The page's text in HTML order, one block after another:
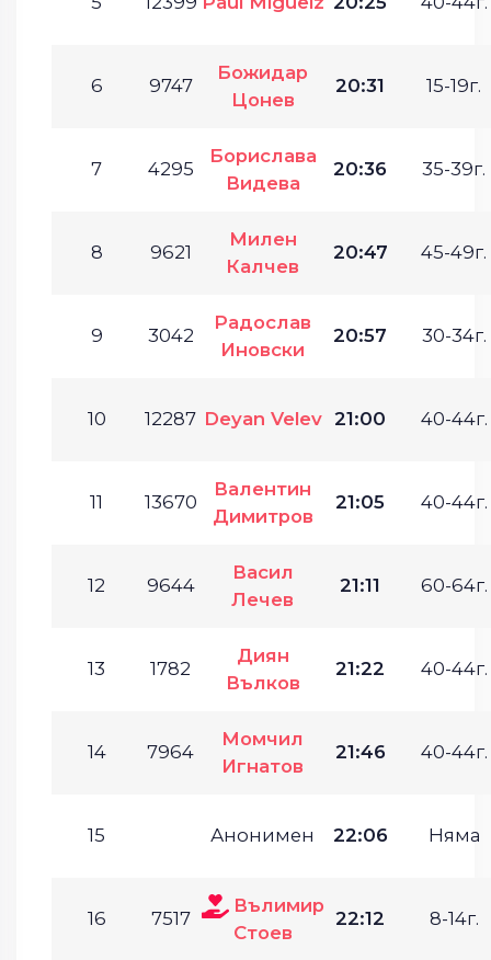
6 9747
Божидар
Цонев
20:31 15-19г.
7 4295
Борислава
Видева
20:36 35-39г.
8 9621
Милен
Калчев
20:47 45-49г.
9 3042
Радослав
Иновски
20:57 30-34г.
10 12287 Deyan Velev 21:00 40-44г.
11 13670
Валентин
Димитров
21:05 40-44г.
12 9644
Васил
Лечев
21:11 60-64г.
13 1782
Диян
Вълков
21:22 40-44г.
14 7964
Момчил
Игнатов
21:46 40-44г.
15 Анонимен 22:06 Няма
16 7517
Вълимир
Стоев
22:12 8-14г.